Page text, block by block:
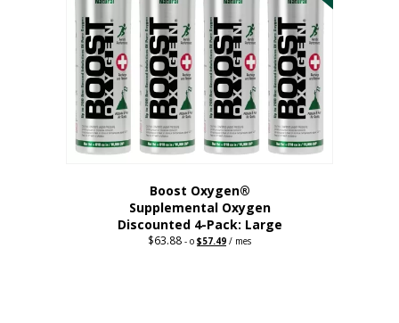
Boost Oxygen®
Supplemental Oxygen
Discounted 4-Pack: Large
$63.88 - o Original
$57.49 Current
/ mes